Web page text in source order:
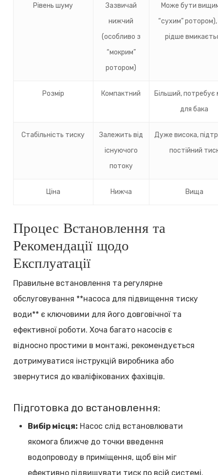
Рівень шуму
Зазвичай
нижчий
(особливо з
“мокрим”
ротором)
Може бути
“сухим”
рідше
Розмір Компактний
Більший, потребує
для бака
Стабільність тиску
Залежить від
існуючого
потоку
Дуже висока,
постійний
Ціна Нижча Вища
Процес Встановлення та
Рекомендації щодо
Експлуатації
Правильне встановлення та регулярне
обслуговування **насоса для підвищення тиску
води** є ключовими для його довговічної та
ефективної роботи. Хоча багато насосів є
відносно простими в монтажі, рекомендується
дотримуватися інструкцій виробника або
звернутися до кваліфікованих фахівців.
Підготовка до встановлення:
Вибір місця: Насос слід встановлювати
якомога ближче до точки введення
водопроводу в приміщення, щоб він міг
ефективно підвищувати тиск по всій системі.